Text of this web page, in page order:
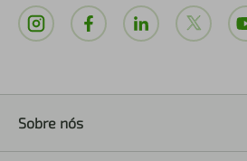
Sobre nós